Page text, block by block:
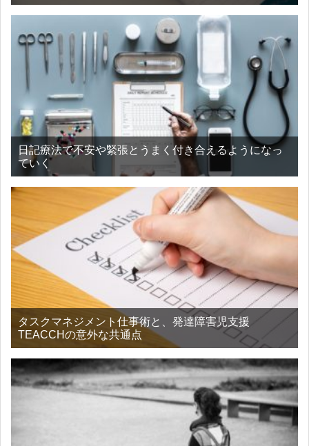
日記療法で不安や緊張とうまく付き合えるようになっ
ていく
タスクマネジメント仕事術と、発達障害児支援
TEACCHの意外な共通点